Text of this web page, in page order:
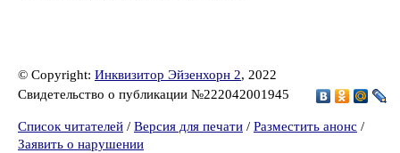
© Copyright: Инквизитор Эйзенхорн 2, 2022
Свидетельство о публикации №222042001945
Список читателей / Версия для печати / Разместить анонс /
Заявить о нарушении